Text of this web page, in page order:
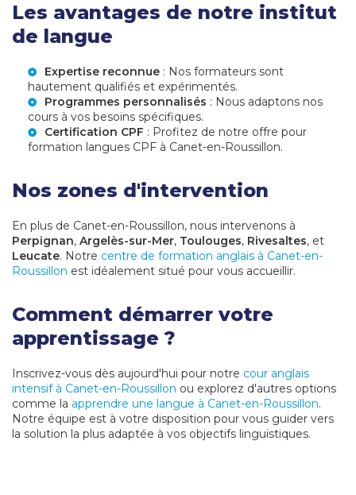
Les avantages de notre institut
de langue
Expertise reconnue : Nos formateurs sont
hautement qualifiés et expérimentés.
Programmes personnalisés : Nous adaptons nos
cours à vos besoins spécifiques.
Certification CPF : Profitez de notre offre pour
formation langues CPF à Canet-en-Roussillon.
Nos zones d'intervention
En plus de Canet-en-Roussillon, nous intervenons à
Perpignan, Argelès-sur-Mer, Toulouges, Rivesaltes, et
Leucate. Notre centre de formation anglais à Canet-en-
Roussillon est idéalement situé pour vous accueillir.
Comment démarrer votre
apprentissage ?
Inscrivez-vous dès aujourd'hui pour notre cour anglais
intensif à Canet-en-Roussillon ou explorez d'autres options
comme la apprendre une langue à Canet-en-Roussillon.
Notre équipe est à votre disposition pour vous guider vers
la solution la plus adaptée à vos objectifs linguistiques.